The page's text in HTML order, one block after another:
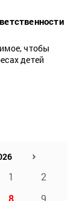
чтобы
детей
1
2